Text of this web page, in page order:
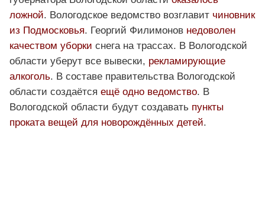
ложной. Вологодское ведомство возглавит чиновник
из Подмосковья. Георгий Филимонов недоволен
качеством уборки снега на трассах. В Вологодской
области уберут все вывески, рекламирующие
алкоголь. В составе правительства Вологодской
области создаётся ещё одно ведомство. В
Вологодской области будут создавать пункты
проката вещей для новорождённых детей.